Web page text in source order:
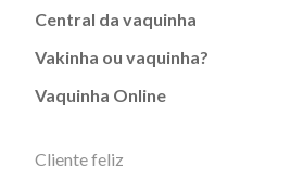
Central da vaquinha
Vakinha ou vaquinha?
Vaquinha Online
Cliente feliz